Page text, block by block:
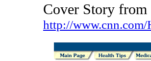
Cover Story
http://www.cnn.com/